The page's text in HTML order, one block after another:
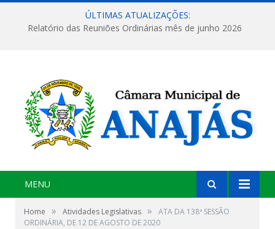
ÚLTIMAS ATUALIZAÇÕES:
Relatório das Reuniões Ordinárias mês de junho 2026
MENU
Home » Atividades Legislativas »
ATA DA 138ª SESSÃO
ORDINÁRIA, DE 12 DE AGOSTO DE 2020